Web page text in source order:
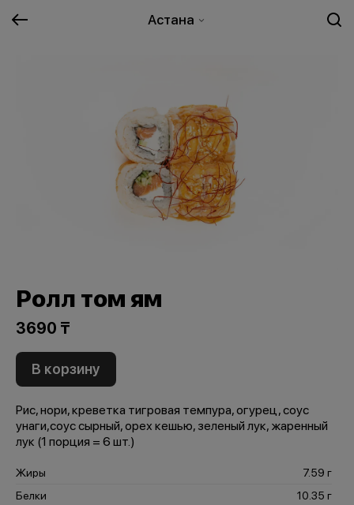
Астана
Ролл том ям
3690 ₸
В корзину
Рис, нори, креветка тигровая темпура, огурец, соус
унаги,соус сырный, орех кешью, зеленый лук, жаренный
лук (1 порция = 6 шт.)
Жиры
7.59 г
Белки
10.35 г